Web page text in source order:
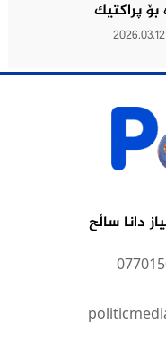
پراكتیك
2026.03.12
دانا ساڵح